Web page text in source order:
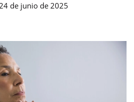
de junio de 2025